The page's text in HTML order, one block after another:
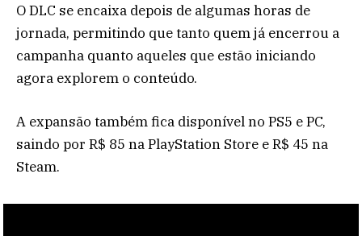
O DLC se encaixa depois de algumas horas de
jornada, permitindo que tanto quem já encerrou a
campanha quanto aqueles que estão iniciando
agora explorem o conteúdo.
A expansão também fica disponível no PS5 e PC,
saindo por R$ 85 na PlayStation Store e R$ 45 na
Steam.